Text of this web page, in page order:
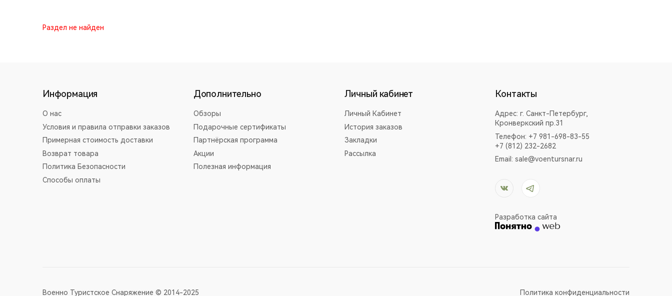
Раздел не найден
Информация
О нас
Условия и правила отправки заказов
Примерная стоимость доставки
Возврат товара
Политика Безопасности
Способы оплаты
Дополнительно
Обзоры
Подарочные сертификаты
Партнёрская программа
Акции
Полезная информация
Личный кабинет
Личный Кабинет
История заказов
Закладки
Рассылка
Контакты
Адрес:г. Санкт-Петербург,
Кронверкский пр.31
Телефон: +7 981-698-83-55
+7 (812) 232-2682
Email:sale@voentursnar.ru
Разработка сайта
Военно Туристское Снаряжение © 2014-2025 Политика конфиденциальности